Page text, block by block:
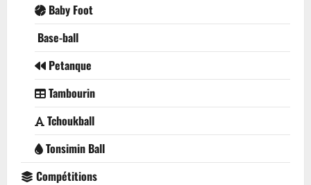
Baby Foot
Base-ball
Petanque
Tambourin
Tchoukball
Tonsimin Ball
Compétitions